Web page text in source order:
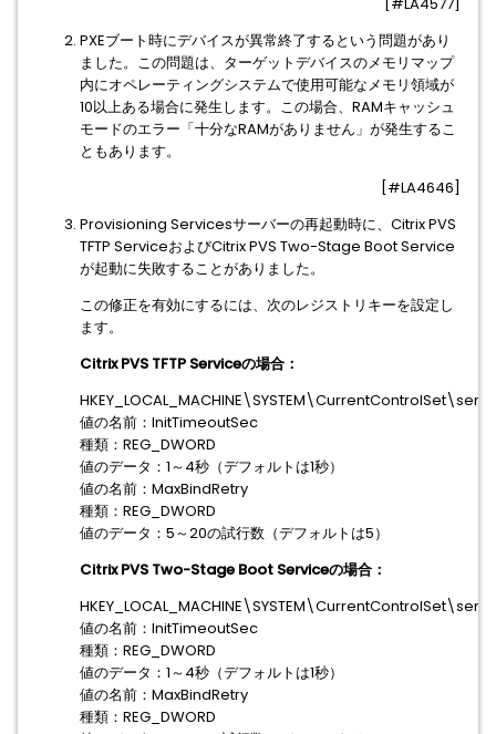
PXEブート時にデバイスが異常終了するという問題があり
ました。この問題は、ターゲットデバイスのメモリマップ
内にオペレーティングシステムで使用可能なメモリ領域が
10以上ある場合に発生します。この場合、RAMキャッシュ
モードのエラー「十分なRAMがありません」が発生するこ
ともあります。
[#LA4646]
Provisioning Servicesサーバーの再起動時に、Citrix PVS
TFTP ServiceおよびCitrix PVS Two-Stage Boot Service
が起動に失敗することがありました。
この修正を有効にするには、次のレジストリキーを設定し
ます。
Citrix PVS TFTP Serviceの場合：
値の名前：InitTimeoutSec
種類：REG_DWORD
値のデータ：1～4秒（デフォルトは1秒）
値の名前：MaxBindRetry
種類：REG_DWORD
値のデータ：5～20の試行数（デフォルトは5）
Citrix PVS Two-Stage Boot Serviceの場合：
値の名前：InitTimeoutSec
種類：REG_DWORD
値のデータ：1～4秒（デフォルトは1秒）
値の名前：MaxBindRetry
種類：REG_DWORD